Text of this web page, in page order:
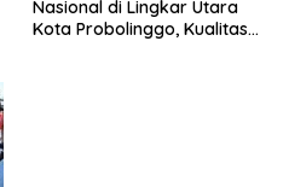
Nasional di Lingkar Utara
Kota Probolinggo, Kualitas